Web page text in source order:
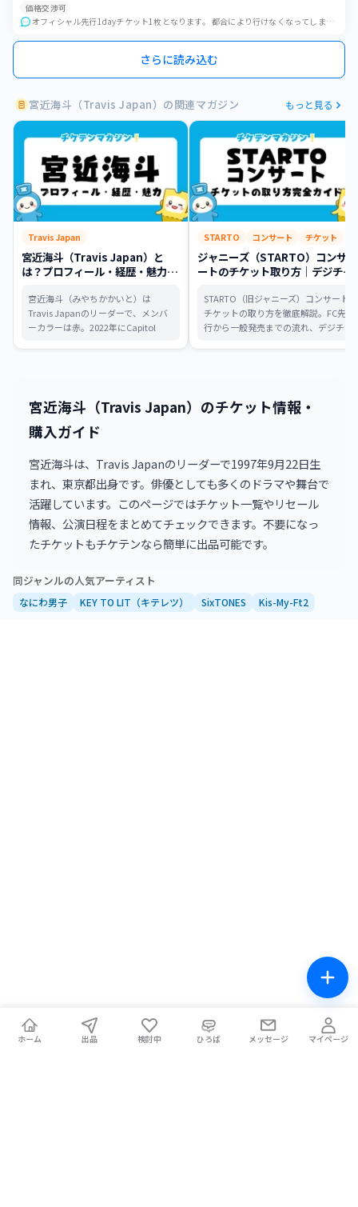
価格交渉可
オフィシャル先行1dayチケット1枚となります。 都合により行けなくなってしまった為、お譲りいたします。 8/13 12:00以降に発券開始になるので、発券でき...
さらに読み込む
宮近海斗（Travis Japan）の関連マガジン もっと見る
Travis Japan
宮近海斗（Travis Japan）と
は？プロフィール・経歴・魅力ま
宮近海斗（みやちかかいと）は
Travis Japanのリーダーで、メンバ
ーカラーは赤。2022年にCapitol
しての表現力まで、初心者向けに徹
底まとめ。
STARTO コンサート チケット
ジャニーズ（STARTO）コンサ
ートのチケット取り方｜デジチ
STARTO（旧ジャニーズ）コンサート
チケットの取り方を徹底解説。FC先
行から一般発売までの流れ、デジチ
宮近海斗（Travis Japan）のチケット情報・
購入ガイド
宮近海斗は、Travis Japanのリーダーで1997年9月22日生
まれ、東京都出身です。俳優としても多くのドラマや舞台で
活躍しています。このページではチケット一覧やリセール
情報、公演日程をまとめてチェックできます。不要になっ
たチケットもチケテンなら簡単に出品可能です。
同ジャンルの人気アーティスト
なにわ男子 KEY TO LIT（キテレツ） SixTONES Kis-My-Ft2
ホーム 出品 検討中 ひろば メッセージ マイページ